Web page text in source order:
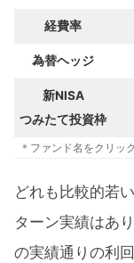
経費率
為替ヘッジ
新NISA
つみたて投資枠
＊ファンド名をクリッ
どれも比較的若
ターン実績はあ
の実績通りの利